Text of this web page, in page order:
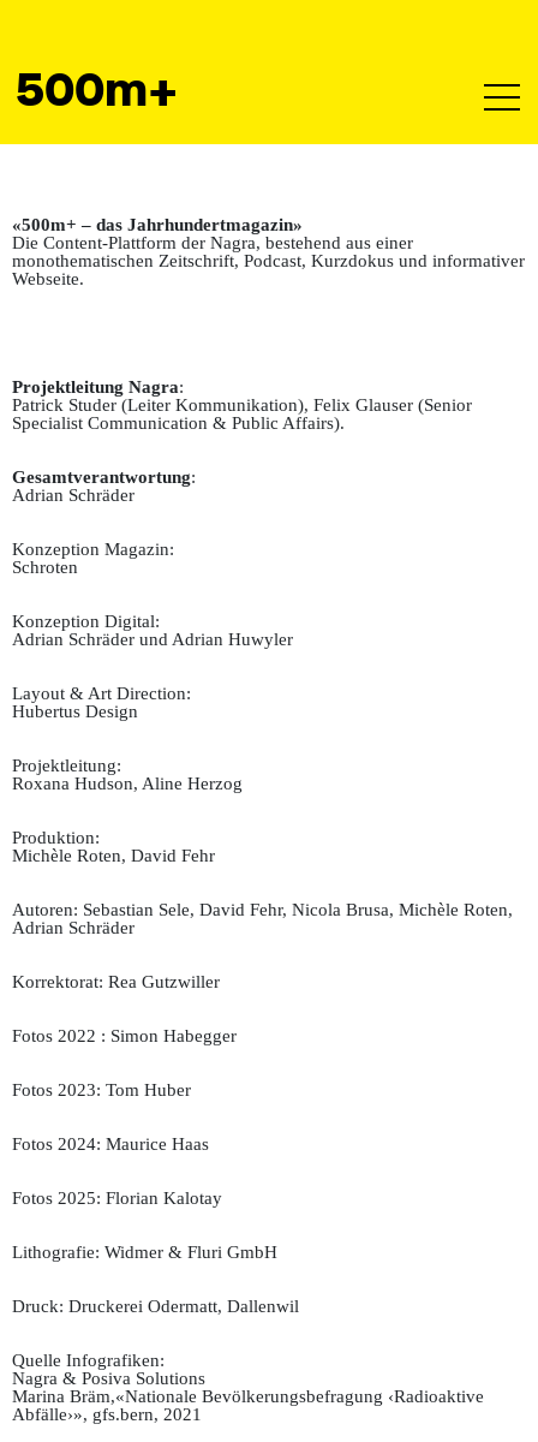
500m+
«500m+ – das Jahrhundertmagazin»
Die Content-Plattform der Nagra, bestehend aus einer
monothematischen Zeitschrift, Podcast, Kurzdokus und informativer
Webseite.
Projektleitung Nagra:
Patrick Studer (Leiter Kommunikation), Felix Glauser (Senior
Specialist Communication & Public Affairs).
Gesamtverantwortung:
Adrian Schräder
Konzeption Magazin:
Schroten
Konzeption Digital:
Adrian Schräder und Adrian Huwyler
Layout & Art Direction:
Hubertus Design
Projektleitung:
Roxana Hudson, Aline Herzog
Produktion:
Michèle Roten, David Fehr
Autoren: Sebastian Sele, David Fehr, Nicola Brusa, Michèle Roten,
Adrian Schräder
Korrektorat: Rea Gutzwiller
Fotos 2022 : Simon Habegger
Fotos 2023: Tom Huber
Fotos 2024: Maurice Haas
Fotos 2025: Florian Kalotay
Lithografie: Widmer & Fluri GmbH
Druck: Druckerei Odermatt, Dallenwil
Quelle Infografiken:
Nagra & Posiva Solutions
Marina Bräm,«Nationale Bevölkerungsbefragung ‹Radioaktive
Abfälle›», gfs.bern, 2021